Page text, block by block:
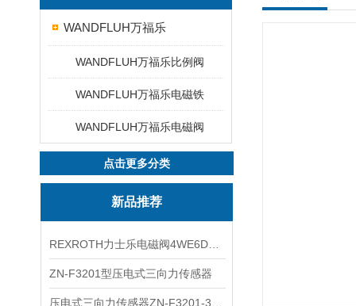
WANDFLUH万福乐
WANDFLUH万福乐比例阀
WANDFLUH万福乐电磁铁
WANDFLUH万福乐电磁阀
点击更多分类
新品推荐
ZN-F3201型压电式三向力传感器